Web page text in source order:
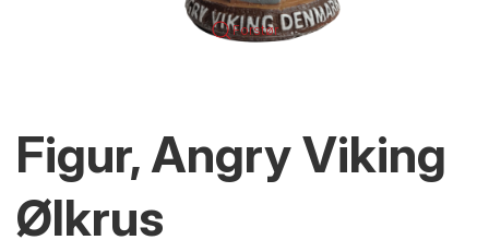
Forstør
Figur, Angry Viking
Ølkrus